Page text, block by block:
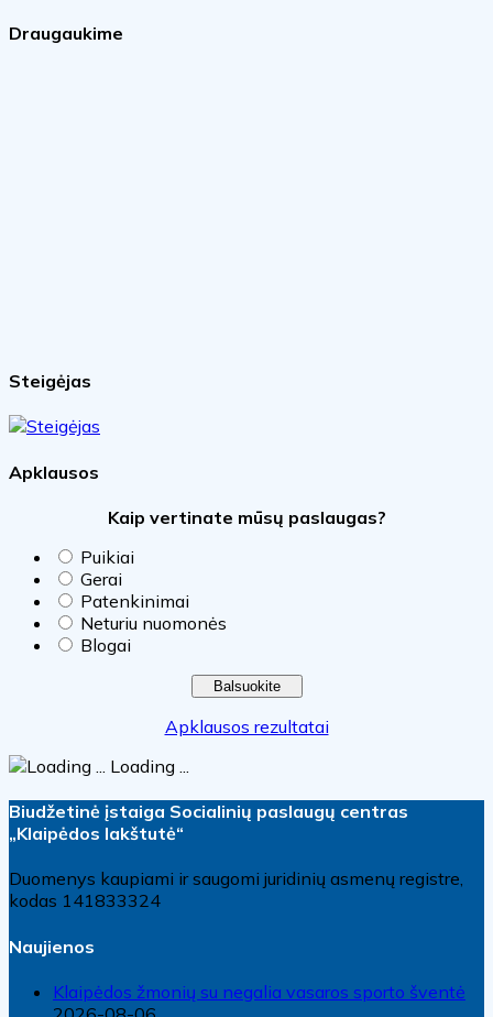
Draugaukime
Steigėjas
Apklausos
Kaip vertinate mūsų paslaugas?
Puikiai
Gerai
Patenkinimai
Neturiu nuomonės
Blogai
Apklausos rezultatai
Loading ...
Biudžetinė įstaiga Socialinių paslaugų centras
„Klaipėdos lakštutė“
Duomenys kaupiami ir saugomi juridinių asmenų registre,
kodas 141833324
Naujienos
Klaipėdos žmonių su negalia vasaros sporto šventė